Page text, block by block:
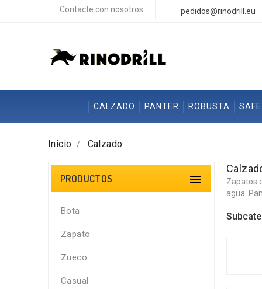
Contacte con nosotros pedidos@rinodrill.eu
CALZADO PANTER ROBUSTA
Inicio Calzado
PRODUCTOS 
Bota
Zapato
Zueco
Casual
Zapatos
agua